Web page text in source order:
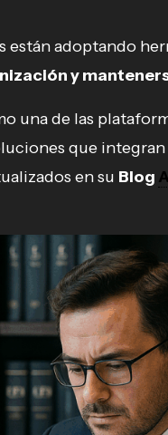
adoptando
y
una de las
que integran
en su Blog